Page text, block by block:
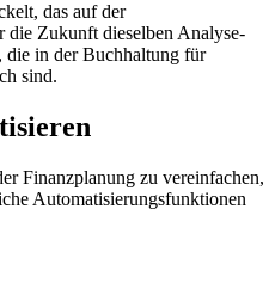
das auf der
die Zukunft dieselben Analyse-
in der Buchhaltung für
sind.
Finanzplanung zu vereinfachen,
Automatisierungsfunktionen